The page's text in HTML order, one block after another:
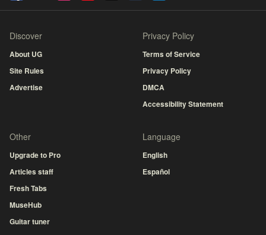
Discover
About UG
Site Rules
Advertise
Privacy Policy
Terms of Service
Privacy Policy
DMCA
Accessibility Statement
Other
Upgrade to Pro
Articles staff
Fresh Tabs
MuseHub
Guitar tuner
Language
English
Español